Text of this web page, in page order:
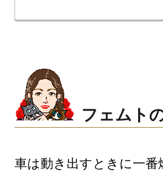
フェムト
車は動き出すときに一